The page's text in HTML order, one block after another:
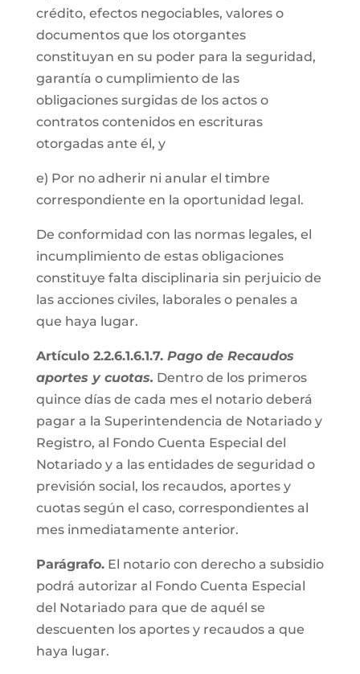
crédito, efectos negociables, valores o
documentos que los otorgantes
constituyan en su poder para la seguridad,
garantía o cumplimiento de las
obligaciones surgidas de los actos o
contratos contenidos en escrituras
otorgadas ante él, y
e) Por no adherir ni anular el timbre
correspondiente en la oportunidad legal.
De conformidad con las normas legales, el
incumplimiento de estas obligaciones
constituye falta disciplinaria sin perjuicio de
las acciones civiles, laborales o penales a
que haya lugar.
Artículo 2.2.6.1.6.1.7. Pago de Recaudos
aportes y cuotas. Dentro de los primeros
quince días de cada mes el notario deberá
pagar a la Superintendencia de Notariado y
Registro, al Fondo Cuenta Especial del
Notariado y a las entidades de seguridad o
previsión social, los recaudos, aportes y
cuotas según el caso, correspondientes al
mes inmediatamente anterior.
Parágrafo.El notario con derecho a subsidio
podrá autorizar al Fondo Cuenta Especial
del Notariado para que de aquél se
descuenten los aportes y recaudos a que
haya lugar.